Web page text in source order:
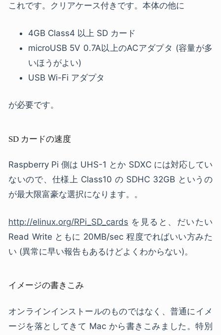
これです。クリアケース付きです。本体の他に
4GB Class4 以上 SD カード
microUSB 5V 0.7A以上のACアダプタ (容量が多
いほうがよい)
USB Wi-Fi アダプタ
が必要です。
SD カードの速度
Raspberry Pi 側は UHS-1 とか SDXC には対応してい
ないので、仕様上 Class10 の SDHC 32GB というの
が最大限富豪な選択になります。。
http://elinux.org/RPi_SD_cards を見ると、だいたい
Read Write ともに 20MB/sec 程度でればいい方みた
い (異常に早い報告もあるけどよくわからない)。
イメージの書きこみ
オンラインインストールのものではなく、普通にイメ
ージを落としてきて Mac から書きこみました。特別